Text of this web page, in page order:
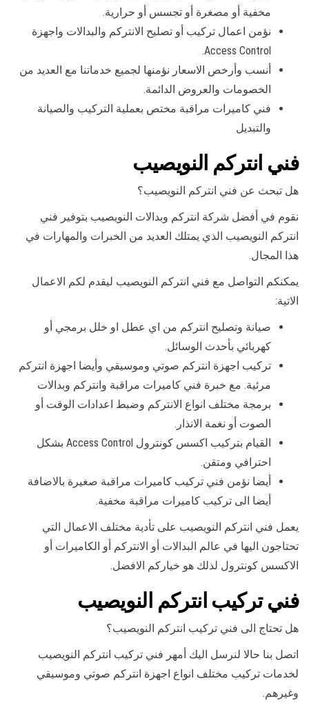
مخفية أو مصغرة أو تجسس أو حرارية.
نؤمن اعمال تركيب أو تصليح الانتركم والبدالات واجهزة
Access Control.
أنسب وأرخص الاسعار نؤمنها لجميع خدماتنا مع العديد من
الخصومات والعروض الدائمة.
فني كاميرات مراقبة مختص بعملية التركيب والصيانة
والتبديل
فني انتركم النويصيب
هل تبحث عن فني انتركم النويصيب؟
نقوم في أفضل شركة انتركم وبدالات النويصيب بتوفير فني
انتركم النويصيب الذي يمتلك العديد من الخبرات والمهارات في
هذا المجال.
يمكنكم التواصل مع فني انتركم النويصيب ليقدم لكم الاعمال
الاتية:
صيانة وتصليح انتركم من اي عطل او خلل برمجي أو
كهربائي بأحدث الوسائل.
تركيب اجهزة انتركم صوتي وموسيقي وأيضا اجهزة انتركم
مرئية. مع خبرة فني كاميرات مراقبة وانتركم وبدالات
برمجة مختلف انواع الانتركم وضبط اعدادات الوقت أو
الصوت أو نغمة الانذار.
القيام بتركيب اكسس كونترول Access Control بشكل
احترافي ومتقن.
أيضا نؤمن فني تركيب كاميرات مراقبة صغيرة بالاضافة
أيضا الى تركيب كاميرات مراقبة مخفية.
يعمل فني انتركم النويصيب على تأدية مختلف الاعمال التي
تحتاجون اليها في عالم البدالات أو الانتركم أو الكاميرات أو
الاكسس كونترول لذلك هو خياركم الافضل.
فني تركيب انتركم النويصيب
هل تحتاج الى فني تركيب انتركم النويصيب؟
اتصل بنا حالا لنرسل اليك أمهر فني تركيب انتركم النويصيب
لخدمات تركيب مختلف انواع اجهزة انتركم صوتي وموسيقي
وغيرهم.